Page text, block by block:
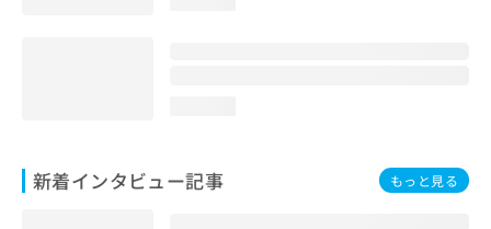
新着インタビュー記事 もっと見る